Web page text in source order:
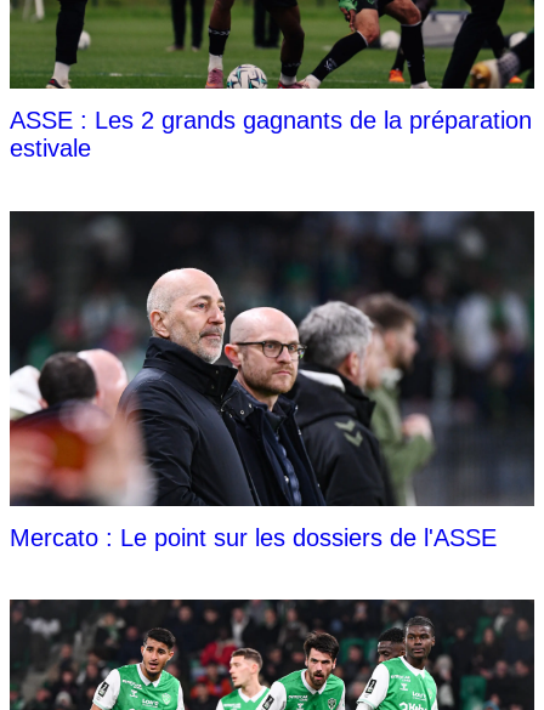
ASSE : Les 2 grands gagnants de la préparation
estivale
Mercato : Le point sur les dossiers de l'ASSE